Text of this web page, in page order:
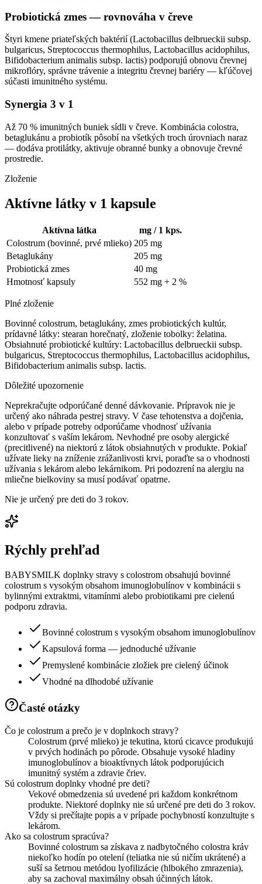
Probiotická zmes — rovnováha v čreve
Štyri kmene priateľských baktérií (Lactobacillus delbrueckii subsp.
bulgaricus, Streptococcus thermophilus, Lactobacillus acidophilus,
Bifidobacterium animalis subsp. lactis) podporujú obnovu črevnej
mikroflóry, správne trávenie a integritu črevnej bariéry — kľúčovej
súčasti imunitného systému.
Synergia 3 v 1
Až 70 % imunitných buniek sídli v čreve. Kombinácia colostra,
betaglukánu a probiotík pôsobí na všetkých troch úrovniach naraz
— dodáva protilátky, aktivuje obranné bunky a obnovuje črevné
prostredie.
Zloženie
Aktívne látky v 1 kapsule
Aktívna látka
mg / 1 kps.
Colostrum (bovinné, prvé mlieko) 205 mg
Betaglukány
205 mg
Probiotická zmes
40 mg
Hmotnosť kapsuly
552 mg + 2 %
Plné zloženie
Bovinné colostrum, betaglukány, zmes probiotických kultúr,
prídavné látky: stearan horečnatý, zloženie tobolky: želatina.
Obsiahnuté probiotické kultúry: Lactobacillus delbrueckii subsp.
bulgaricus, Streptococcus thermophilus, Lactobacillus acidophilus,
Bifidobacterium animalis subsp. lactis.
Dôležité upozornenie
Neprekračujte odporúčané denné dávkovanie. Prípravok nie je
určený ako náhrada pestrej stravy. V čase tehotenstva a dojčenia,
alebo v prípade potreby odporúčame vhodnosť užívania
konzultovať s vaším lekárom. Nevhodné pre osoby alergické
(precitlivené) na niektorú z látok obsiahnutých v produkte. Pokiaľ
užívate lieky na zníženie zrážanlivosti krvi, poraďte sa o vhodnosti
užívania s lekárom alebo lekárnikom. Pri podozrení na alergiu na
mliečne bielkoviny sa musí podávať opatrne.
Nie je určený pre deti do 3 rokov.
Rýchly prehľad
BABYSMILK doplnky stravy s colostrom obsahujú bovinné
colostrum s vysokým obsahom imunoglobulínov v kombinácii s
bylinnými extraktmi, vitamínmi alebo probiotikami pre cielenú
podporu zdravia.
Bovinné colostrum s vysokým obsahom imunoglobulínov
Kapsulová forma — jednoduché užívanie
Premyslené kombinácie zložiek pre cielený účinok
Vhodné na dlhodobé užívanie
Časté otázky
Čo je colostrum a prečo je v doplnkoch stravy?
Colostrum (prvé mlieko) je tekutina, ktorú cicavce produkujú
v prvých hodinách po pôrode. Obsahuje vysoké hladiny
imunoglobulínov a bioaktívnych látok podporujúcich
imunitný systém a zdravie čriev.
Sú colostrum doplnky vhodné pre deti?
Vekové obmedzenia sú uvedené pri každom konkrétnom
produkte. Niektoré doplnky nie sú určené pre deti do 3 rokov.
Vždy si prečítajte popis a v prípade pochybností konzultujte s
lekárom.
Ako sa colostrum spracúva?
Bovinné colostrum sa získava z nadbytočného colostra kráv
niekoľko hodín po otelení (teliatka nie sú ničím ukrátené) a
suší sa šetrnou metódou lyofilizácie (hlbokého zmrazenia),
aby sa zachoval maximálny obsah účinných látok.